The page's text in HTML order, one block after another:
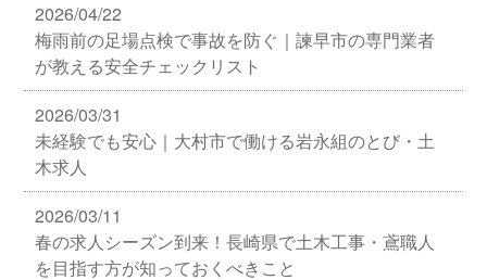
2026/04/22
梅雨前の足場点検で事故を防ぐ｜諫早市の専門業者
が教える安全チェックリスト
2026/03/31
未経験でも安心｜大村市で働ける岩永組のとび・土
木求人
2026/03/11
春の求人シーズン到来！長崎県で土木工事・鳶職人
を目指す方が知っておくべきこと